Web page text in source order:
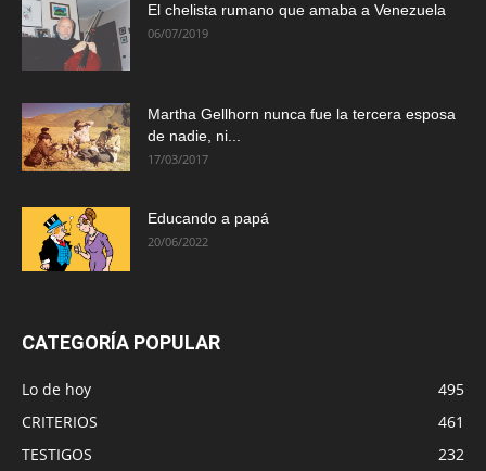
El chelista rumano que amaba a Venezuela
06/07/2019
Martha Gellhorn nunca fue la tercera esposa
de nadie, ni...
17/03/2017
Educando a papá
20/06/2022
CATEGORÍA POPULAR
Lo de hoy
495
CRITERIOS
461
TESTIGOS
232